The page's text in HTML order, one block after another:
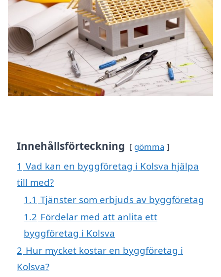
Innehållsförteckning gömma
1 Vad kan en byggföretag i Kolsva hjälpa
till med?
1.1 Tjänster som erbjuds av byggföretag
1.2 Fördelar med att anlita ett
byggföretag i Kolsva
2 Hur mycket kostar en byggföretag i
Kolsva?